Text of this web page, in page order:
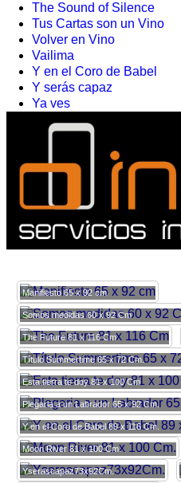
The Sound of Silence
Tus Cartas son un Vino
Volver en Vino
Vailima
Y en el Coro de Babel
Y serás capaz
Ya ves
Manifiesto 65 x 92 cm
Somos medidas 60 x 92 Cm
The Future 81 x 116 Cm
Título Summertime 65 x 72 Cm.
Esta tierra te doy 81 x 100 Cm
Plegaria a un Labrador 65 x 92 Cm.
Y en el Coro de Babel 89 x 116 Cm.
Moon River 81 x 100 Cm.
Yserascapaz73x92Cm.